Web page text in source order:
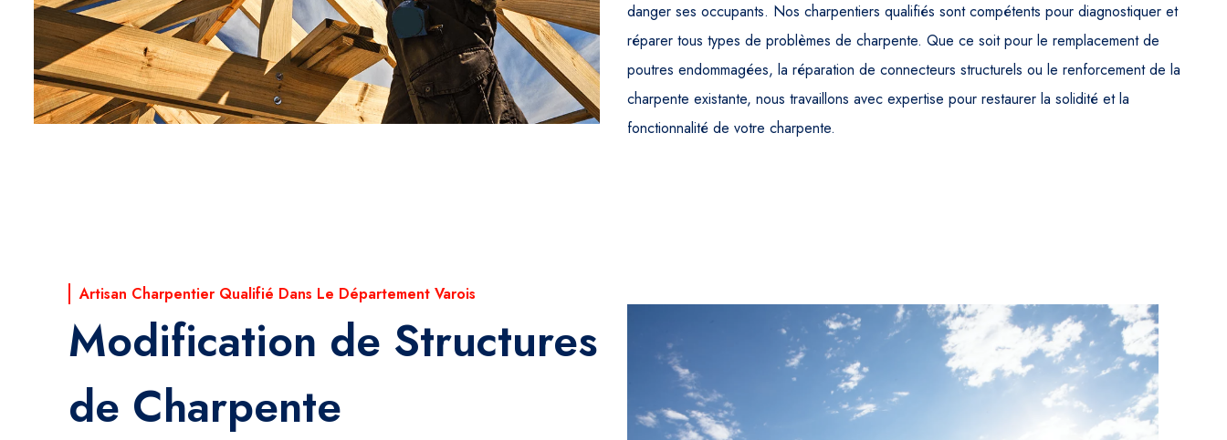
danger ses occupants. Nos charpentiers qualifiés sont compétents pour diagnostiquer et
réparer tous types de problèmes de charpente. Que ce soit pour le remplacement de
poutres endommagées, la réparation de connecteurs structurels ou le renforcement de la
charpente existante, nous travaillons avec expertise pour restaurer la solidité et la
fonctionnalité de votre charpente.
Artisan Charpentier Qualifié Dans Le Département Varois
Modification de Structures
de Charpente